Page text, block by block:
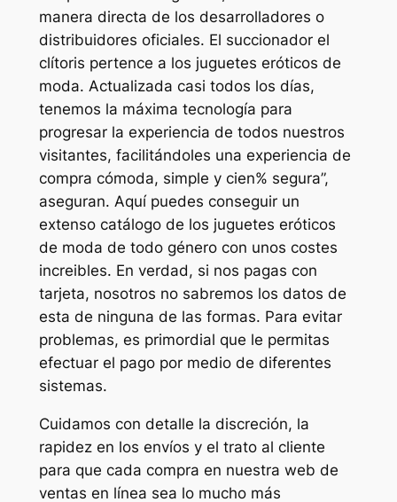
manera directa de los desarrolladores o
distribuidores oficiales. El succionador el
clítoris pertence a los juguetes eróticos de
moda. Actualizada casi todos los días,
tenemos la máxima tecnología para
progresar la experiencia de todos nuestros
visitantes, facilitándoles una experiencia de
compra cómoda, simple y cien% segura”,
aseguran. Aquí puedes conseguir un
extenso catálogo de los juguetes eróticos
de moda de todo género con unos costes
increibles. En verdad, si nos pagas con
tarjeta, nosotros no sabremos los datos de
esta de ninguna de las formas. Para evitar
problemas, es primordial que le permitas
efectuar el pago por medio de diferentes
sistemas.
Cuidamos con detalle la discreción, la
rapidez en los envíos y el trato al cliente
para que cada compra en nuestra web de
ventas en línea sea lo mucho más